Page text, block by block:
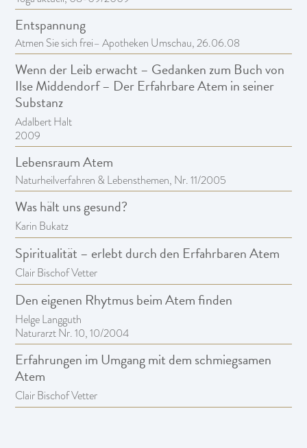
Entspannung
Atmen Sie sich frei– Apotheken Umschau, 26.06.08
Wenn der Leib erwacht – Gedanken zum Buch von
Ilse Middendorf – Der Erfahrbare Atem in seiner
Substanz
Adalbert Halt
2009
Lebensraum Atem
Naturheilverfahren & Lebensthemen, Nr. 11/2005
Was hält uns gesund?
Karin Bukatz
Spiritualität – erlebt durch den Erfahrbaren Atem
Clair Bischof Vetter
Den eigenen Rhytmus beim Atem finden
Helge Langguth
Naturarzt Nr. 10, 10/2004
Erfahrungen im Umgang mit dem schmiegsamen
Atem
Clair Bischof Vetter